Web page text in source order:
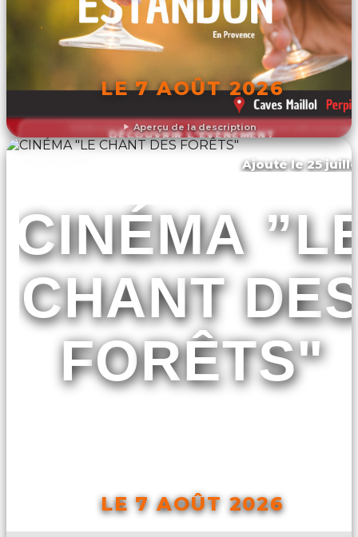
Aperçu de la description
LE 7 AOÛT 2026
DÉCOUVRIR L'ÉVÉNEMENT
Ajouté le 25
CINÉMA
CHANT
FORÊTS"
LE 7 AOÛT 2026